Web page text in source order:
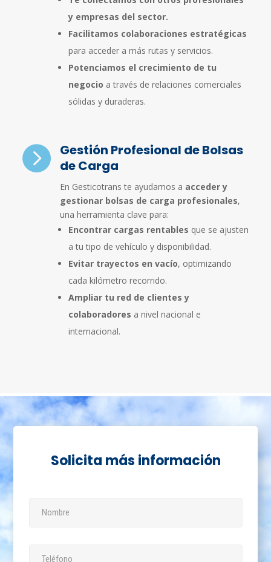
y empresas del sector.
Facilitamos colaboraciones estratégicas
para acceder a más rutas y servicios.
Potenciamos el crecimiento de tu
negocio a través de relaciones comerciales
sólidas y duraderas.
 Gestión Profesional de Bolsas
de Carga
En Gesticotrans te ayudamos a acceder y
gestionar bolsas de carga profesionales,
una herramienta clave para:
Encontrar cargas rentables que se ajusten
a tu tipo de vehículo y disponibilidad.
Evitar trayectos en vacío, optimizando
cada kilómetro recorrido.
Ampliar tu red de clientes y
colaboradores a nivel nacional e
internacional.
Solicita más información